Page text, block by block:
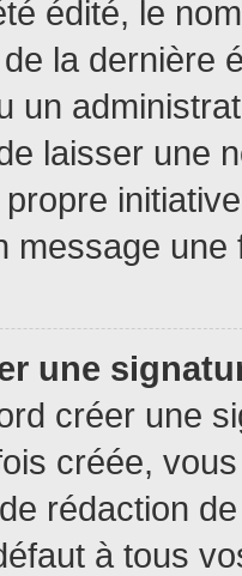
édité, le
de la dernière
un
laisser une
message une
une
créer une
créée,
rédaction
à tous